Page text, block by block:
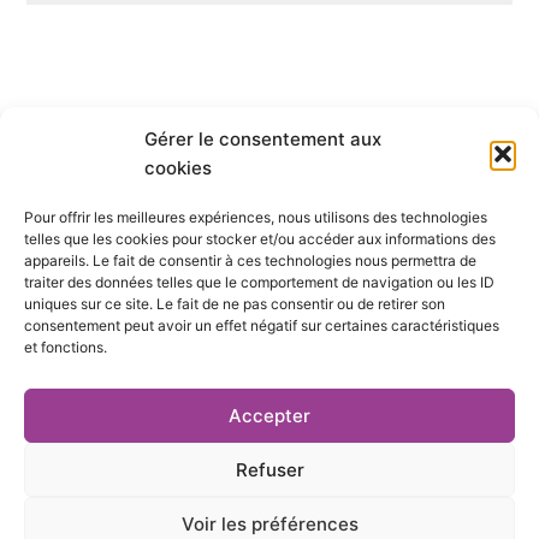
Gérer le consentement aux
cookies
Pour offrir les meilleures expériences, nous utilisons des technologies
telles que les cookies pour stocker et/ou accéder aux informations des
appareils. Le fait de consentir à ces technologies nous permettra de
traiter des données telles que le comportement de navigation ou les ID
uniques sur ce site. Le fait de ne pas consentir ou de retirer son
consentement peut avoir un effet négatif sur certaines caractéristiques
et fonctions.
Accepter
Refuser
Voir les préférences
Qui sommes-nous ?
S’abonner
Mentions Légales
Nous contacter
S’inscrire à la newsletter
Y X I